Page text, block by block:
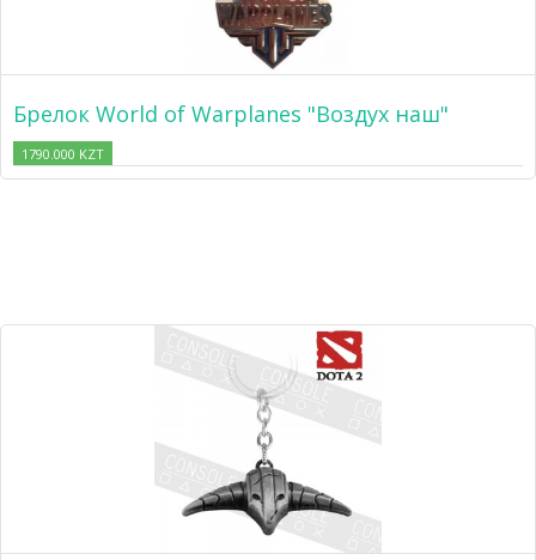
Брелок World of Warplanes "Воздух наш"
1790.000 KZT